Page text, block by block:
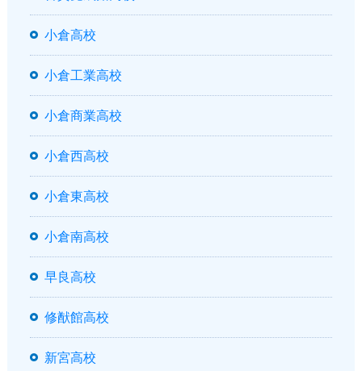
小倉高校
小倉工業高校
小倉商業高校
小倉西高校
小倉東高校
小倉南高校
早良高校
修猷館高校
新宮高校